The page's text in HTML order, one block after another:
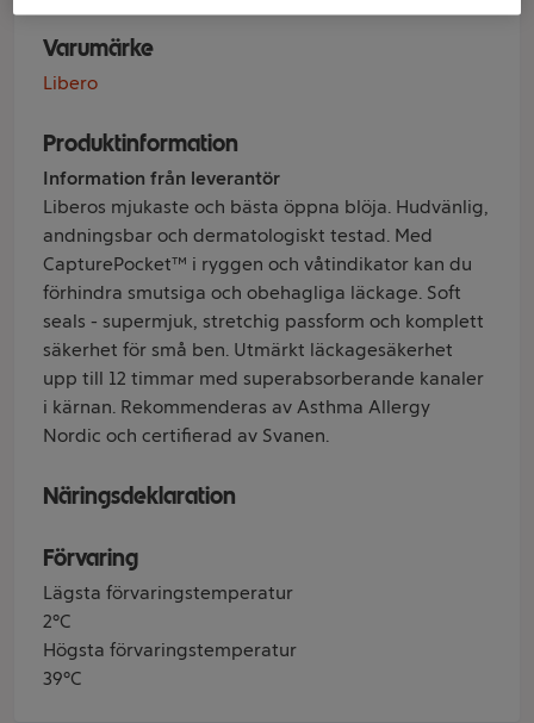
Varumärke
Libero
Produktinformation
Information från leverantör
Liberos mjukaste och bästa öppna blöja. Hudvänlig,
andningsbar och dermatologiskt testad. Med
CapturePocket™ i ryggen och våtindikator kan du
förhindra smutsiga och obehagliga läckage. Soft
seals - supermjuk, stretchig passform och komplett
säkerhet för små ben. Utmärkt läckagesäkerhet
upp till 12 timmar med superabsorberande kanaler
i kärnan. Rekommenderas av Asthma Allergy
Nordic och certifierad av Svanen.
Näringsdeklaration
Förvaring
Lägsta förvaringstemperatur
2°C
Högsta förvaringstemperatur
39°C